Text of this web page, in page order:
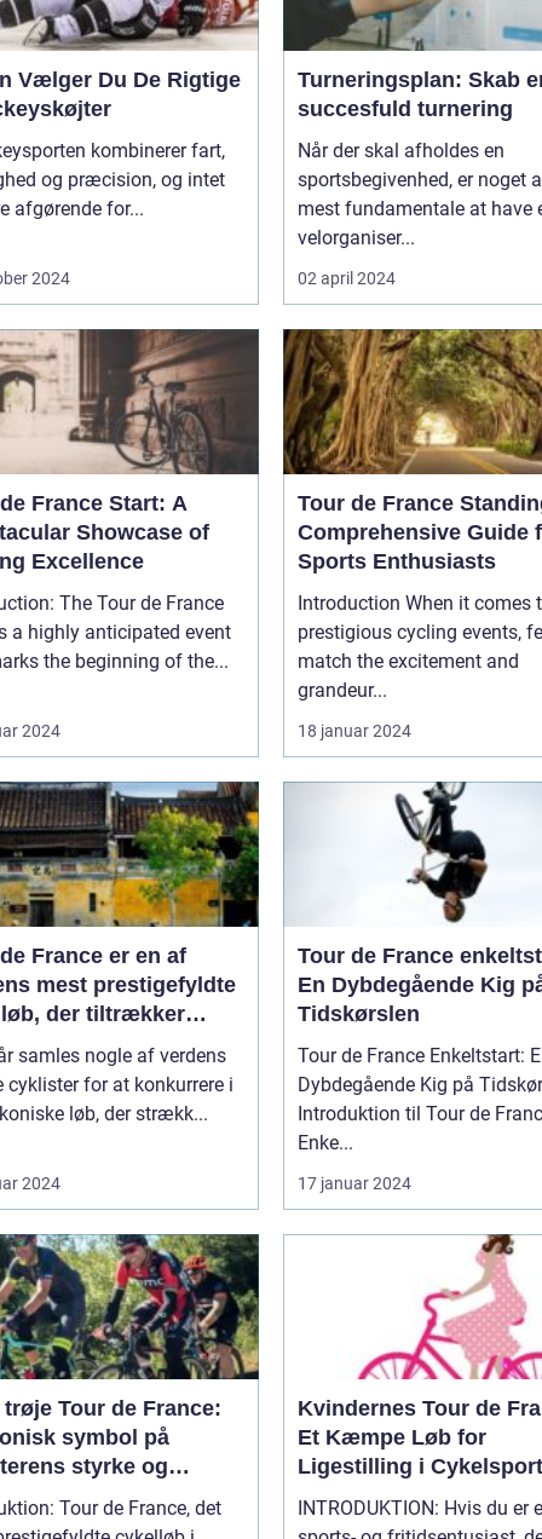
Vælger Du De Rigtige
kombinerer fart,
og præcision, og intet
afgørende for...
2024
Turneringsplan: Skab
succesfuld turnering
Når der skal afholdes en
sportsbegivenhed, er noget
mest fundamentale at have
velorganiser...
02 april 2024
France Start: A
Showcase of
Excellence
The Tour de France
a highly anticipated event
the beginning of the...
2024
Tour de France
Comprehensive Guide
Sports Enthusiasts
Introduction When it comes to
prestigious cycling events,
match the excitement and
grandeur...
18 januar 2024
France er en af
mest prestigefyldte
der tiltrækker
og fritidsentusiaster
verden
samles nogle af verdens
cyklister for at konkurrere i
løb, der strækk...
2024
Tour de France
En Dybdegående Kig
Tidskørslen
Tour de France Enkeltstart:
Dybdegående Kig på
Introduktion til Tour de
Enke...
17 januar 2024
Tour de France:
symbol på
styrke og
Tour de France, det
Kvindernes Tour de
Et Kæmpe Løb for
Ligestilling i
INTRODUKTION: Hvis du er en